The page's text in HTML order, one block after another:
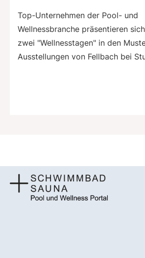
Top-Unternehmen der Pool- und
Wellnessbranche präsentieren
zwei "Wellnesstagen" in den
Ausstellungen von Fellbach bei